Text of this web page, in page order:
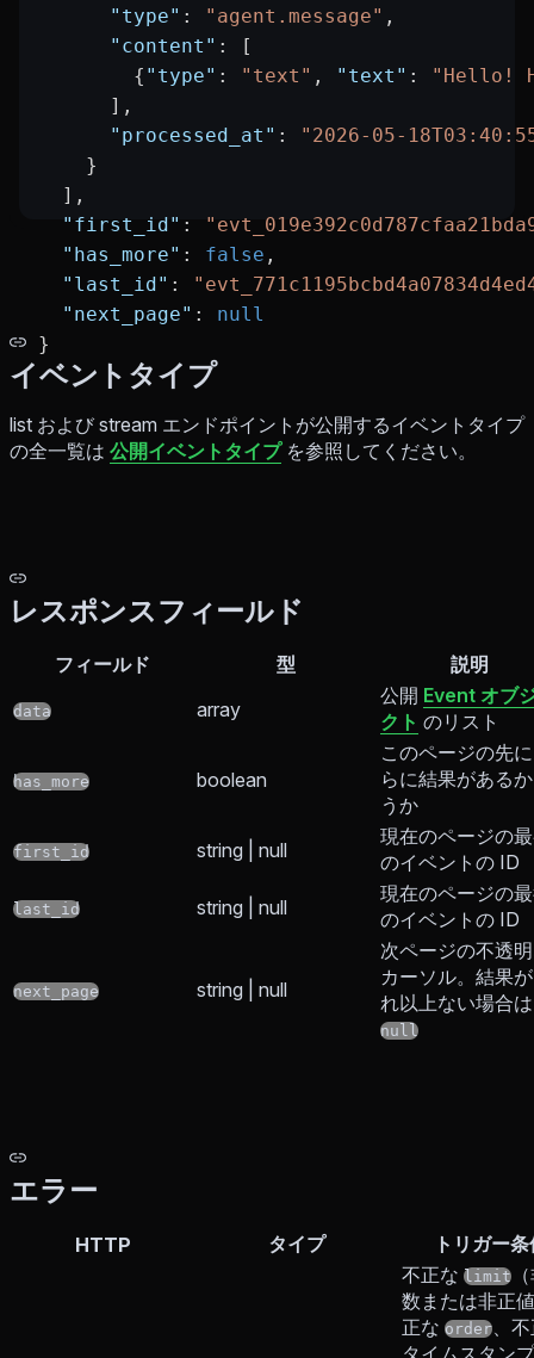
      "type"
: "agent.message" ,
      "content"
: [
        {
"type" : "text" , "text" :
"Hello!
      ],
      "processed_at"
:
"2026-05-
    }
  ],
  "first_id"
:
  "has_more"
: false ,
  "last_id"
:
  "next_page"
: null
}
イベントタイプ
list および stream エンドポイントが公開するイベントタイプ
の全一覧は 公開イベントタイプを参照してください。
レスポンスフィールド
フィールド 型 説明
data array
公開 Event オブ
クト のリスト
has_more boolean
このページの先
らに結果がある
うか
first_id string | null
現在のページの
のイベントの ID
last_id string | null
現在のページの
のイベントの ID
next_page string | null
次ページの不透
カーソル。結果
れ以上ない場合は
null
エラー
HTTP タイプ トリガー
不正な limit
数または非正
正な order、